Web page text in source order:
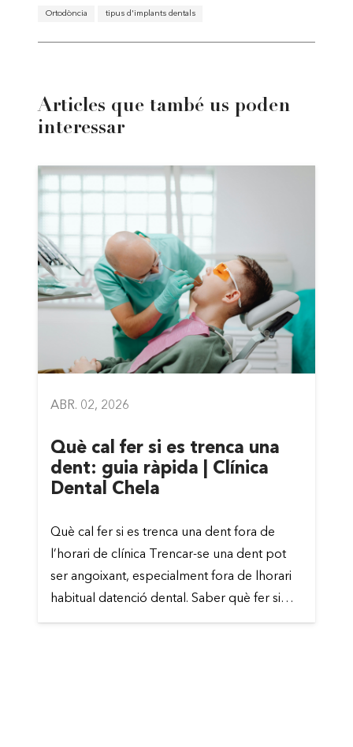
Ortodòncia tipus d'implants dentals
Articles que també us poden
interessar
ABR. 02, 2026
Què cal fer si es trenca una
dent: guia ràpida | Clínica
Dental Chela
Què cal fer si es trenca una dent fora de
l’horari de clínica Trencar-se una dent pot
ser angoixant, especialment fora de lhorari
habitual datenció dental. Saber què fer si…